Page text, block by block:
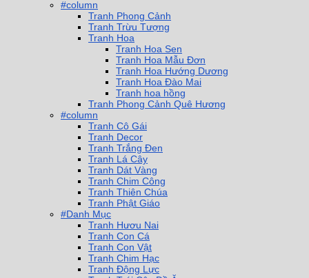
#column
Tranh Phong Cảnh
Tranh Trừu Tượng
Tranh Hoa
Tranh Hoa Sen
Tranh Hoa Mẫu Đơn
Tranh Hoa Hướng Dương
Tranh Hoa Đào Mai
Tranh hoa hồng
Tranh Phong Cảnh Quê Hương
#column
Tranh Cô Gái
Tranh Decor
Tranh Trắng Đen
Tranh Lá Cây
Tranh Dát Vàng
Tranh Chim Công
Tranh Thiên Chúa
Tranh Phật Giáo
#Danh Mục
Tranh Hươu Nai
Tranh Con Cá
Tranh Con Vật
Tranh Chim Hạc
Tranh Động Lực